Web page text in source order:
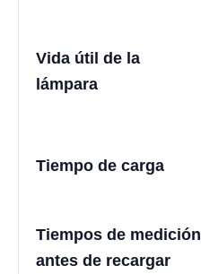
Vida útil de la
lámpara
Tiempo de carga
Tiempos de medición
antes de recargar